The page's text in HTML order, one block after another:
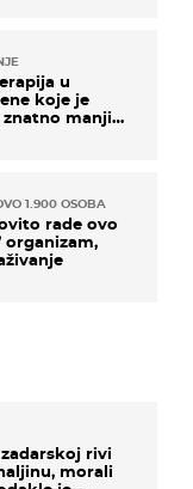
u
koje je
manji
1.900 OSOBA
rade ovo
organizam,
rivi
morali